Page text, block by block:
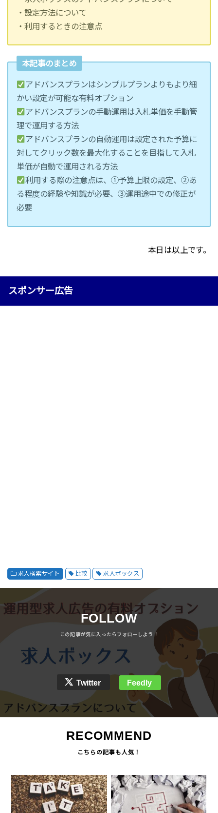
・設定方法について
・利用するときの注意点
本記事のまとめ
アドバンスプランはシンプルプランよりもより細
かい設定が可能な有料オプション
アドバンスプランの手動運用は入札単価を手動管
理で運用する方法
アドバンスプランの自動運用は設定された予算に
対してクリック数を最大化することを目指して入札
単価が自動で運用される方法
利用する際の注意点は、①予算上限の設定、②あ
る程度の経験や知識が必要、③運用途中での修正が
必要
本日は以上です。
スポンサー広告
求人検索サイト 比較 求人ボックス
FOLLOW
Twitter Feedly
RECOMMEND